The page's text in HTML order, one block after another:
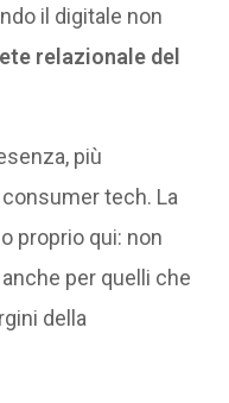
il digitale non
relazionale del
più
tech. La
proprio qui: non
per quelli che
della